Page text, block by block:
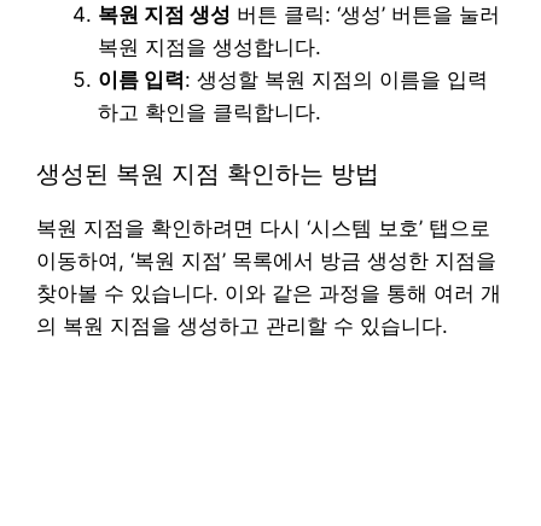
복원 지점 생성 버튼 클릭: ‘생성’ 버튼을 눌러
복원 지점을 생성합니다.
이름 입력: 생성할 복원 지점의 이름을 입력
하고 확인을 클릭합니다.
생성된 복원 지점 확인하는 방법
복원 지점을 확인하려면 다시 ‘시스템 보호’ 탭으로
이동하여, ‘복원 지점’ 목록에서 방금 생성한 지점을
찾아볼 수 있습니다. 이와 같은 과정을 통해 여러 개
의 복원 지점을 생성하고 관리할 수 있습니다.